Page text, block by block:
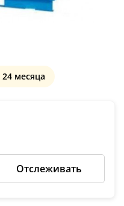
24 месяца
Отслеживать